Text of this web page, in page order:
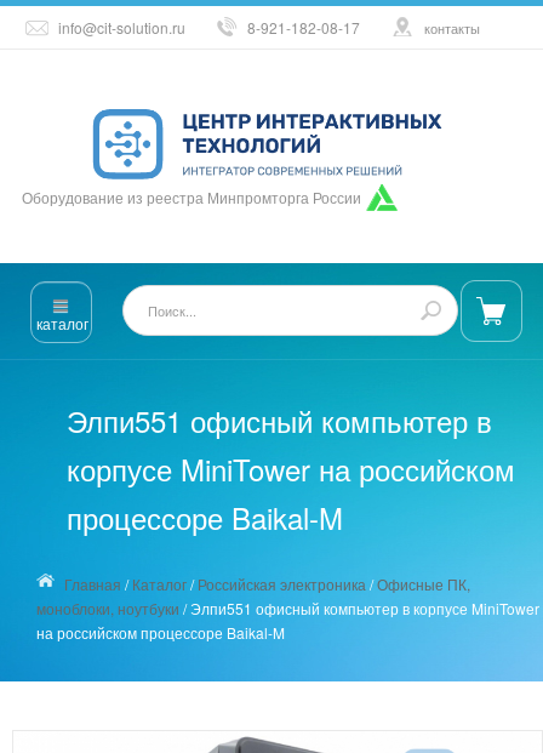
info@cit-solution.ru 8-921-182-08-17 контакты
Оборудование из реестра Минпромторга России
каталог
Элпи551 офисный компьютер в
корпусе MiniTower на российском
процессоре Baikal-M
Главная /Каталог/Российская электроника /Офисные ПК,
моноблоки, ноутбуки /Элпи551 офисный компьютер в корпусе MiniTower
на российском процессоре Baikal-M